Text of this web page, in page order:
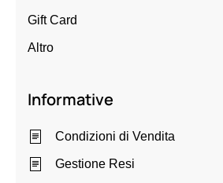
Gift Card
Altro
Informative
Condizioni di Vendita
Gestione Resi